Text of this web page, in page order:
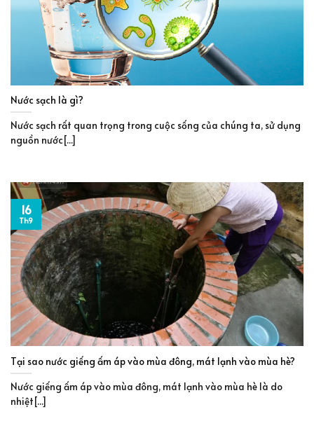
Nước sạch là gì?
Nước sạch rất quan trọng trong cuộc sống của chúng ta, sử dụng
nguồn nước[...]
Tại sao nước giếng ấm áp vào mùa đông, mát lạnh vào mùa hè?
Nước giếng ấm áp vào mùa đông, mát lạnh vào mùa hè là do
nhiệt[...]
16
Th9